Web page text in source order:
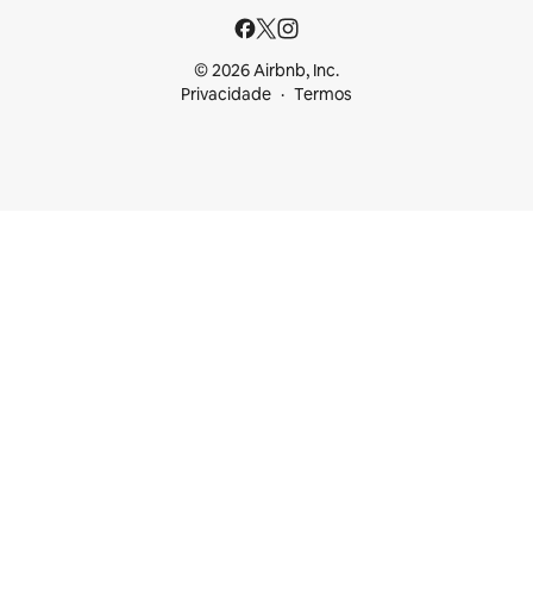
© 2026 Airbnb, Inc.
Privacidade
Termos